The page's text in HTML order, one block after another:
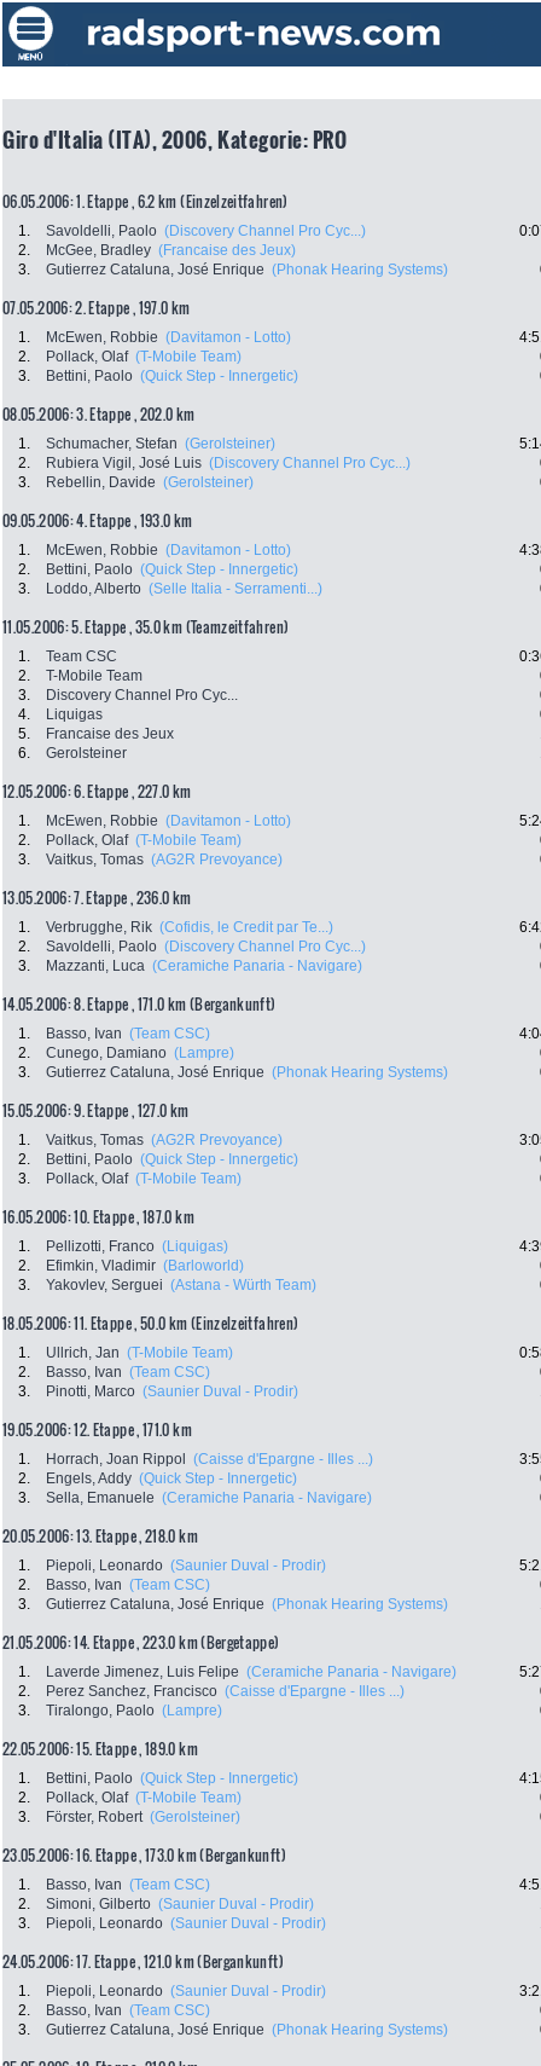
Giro d'Italia (ITA), 2006, Kategorie: PRO
06.05.2006: 1. Etappe , 6.2 km (Einzelzeitfahren)
1. Savoldelli, Paolo (Discovery Channel Pro Cyc...)
2.
McGee, Bradley (Francaise des Jeux)
3.
Gutierrez Cataluna, José Enrique (Phonak Hearing Systems)
07.05.2006: 2. Etappe , 197.0 km
1. McEwen, Robbie (Davitamon - Lotto)
2.
Pollack, Olaf (T-Mobile Team)
3.
Bettini, Paolo (Quick Step - Innergetic)
08.05.2006: 3. Etappe , 202.0 km
1. Schumacher, Stefan (Gerolsteiner)
2.
Rubiera Vigil, José Luis (Discovery Channel Pro Cyc...)
3.
Rebellin, Davide (Gerolsteiner)
09.05.2006: 4. Etappe , 193.0 km
1. McEwen, Robbie (Davitamon - Lotto)
2.
Bettini, Paolo (Quick Step - Innergetic)
3.
Loddo, Alberto (Selle Italia - Serramenti...)
11.05.2006: 5. Etappe , 35.0 km (Teamzeitfahren)
1. Team CSC
2.
T-Mobile Team
3.
Discovery Channel Pro Cyc...
4.
Liquigas
5.
Francaise des Jeux
6.
Gerolsteiner
12.05.2006: 6. Etappe , 227.0 km
1. McEwen, Robbie (Davitamon - Lotto)
2.
Pollack, Olaf (T-Mobile Team)
3.
Vaitkus, Tomas (AG2R Prevoyance)
13.05.2006: 7. Etappe , 236.0 km
1. Verbrugghe, Rik (Cofidis, le Credit par Te...)
2.
Savoldelli, Paolo (Discovery Channel Pro Cyc...)
3.
Mazzanti, Luca (Ceramiche Panaria - Navigare)
14.05.2006: 8. Etappe , 171.0 km (Bergankunft)
1. Basso, Ivan (Team CSC)
2.
Cunego, Damiano (Lampre)
3.
Gutierrez Cataluna, José Enrique (Phonak Hearing Systems)
15.05.2006: 9. Etappe , 127.0 km
1. Vaitkus, Tomas (AG2R Prevoyance)
2.
Bettini, Paolo (Quick Step - Innergetic)
3.
Pollack, Olaf (T-Mobile Team)
16.05.2006: 10. Etappe , 187.0 km
1. Pellizotti, Franco (Liquigas)
2.
Efimkin, Vladimir (Barloworld)
3.
Yakovlev, Serguei (Astana - Würth Team)
18.05.2006: 11. Etappe , 50.0 km (Einzelzeitfahren)
1. Ullrich, Jan (T-Mobile Team)
2.
Basso, Ivan (Team CSC)
3.
Pinotti, Marco (Saunier Duval - Prodir)
19.05.2006: 12. Etappe , 171.0 km
1. Horrach, Joan Rippol (Caisse d'Epargne - Illes ...)
2.
Engels, Addy (Quick Step - Innergetic)
3.
Sella, Emanuele (Ceramiche Panaria - Navigare)
20.05.2006: 13. Etappe , 218.0 km
1. Piepoli, Leonardo (Saunier Duval - Prodir)
2.
Basso, Ivan (Team CSC)
3.
Gutierrez Cataluna, José Enrique (Phonak Hearing Systems)
21.05.2006: 14. Etappe , 223.0 km (Bergetappe)
1. Laverde Jimenez, Luis Felipe (Ceramiche Panaria - Navigare)
2.
Perez Sanchez, Francisco (Caisse d'Epargne - Illes ...)
3.
Tiralongo, Paolo (Lampre)
22.05.2006: 15. Etappe , 189.0 km
1. Bettini, Paolo (Quick Step - Innergetic)
2.
Pollack, Olaf (T-Mobile Team)
3.
Förster, Robert (Gerolsteiner)
23.05.2006: 16. Etappe , 173.0 km (Bergankunft)
1. Basso, Ivan (Team CSC)
2.
Simoni, Gilberto (Saunier Duval - Prodir)
3.
Piepoli, Leonardo (Saunier Duval - Prodir)
24.05.2006: 17. Etappe , 121.0 km (Bergankunft)
1. Piepoli, Leonardo (Saunier Duval - Prodir)
2.
Basso, Ivan (Team CSC)
3.
Gutierrez Cataluna, José Enrique (Phonak Hearing Systems)